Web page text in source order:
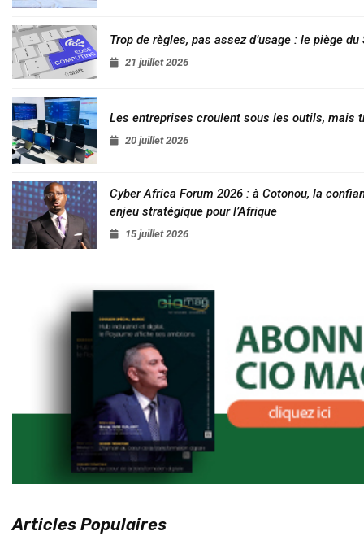
Trop de règles, pas assez d’usage : le piège du
21 juillet 2026
Les entreprises croulent sous les outils, mais
20 juillet 2026
Cyber Africa Forum 2026 : à Cotonou, la
enjeu stratégique pour l’Afrique
15 juillet 2026
Articles Populaires